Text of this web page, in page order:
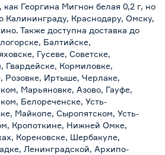
как Георгина Мигнон белая 0,2 г, но
Калининграду, Краснодару, Омску,
Также доступна доставка до
Балтийске,
Гусеве, Советске,
Гвардейске, Кормиловке,
Розовке, Иртыше, Черлаке,
Марьяновке, Азово, Гауфе,
Белореченске, Усть-
Майкопе, Сыропятском, Усть-
Кропоткине, Нижней Омке,
Кореновске, Шербакуле,
Ленинградской, Архипо-